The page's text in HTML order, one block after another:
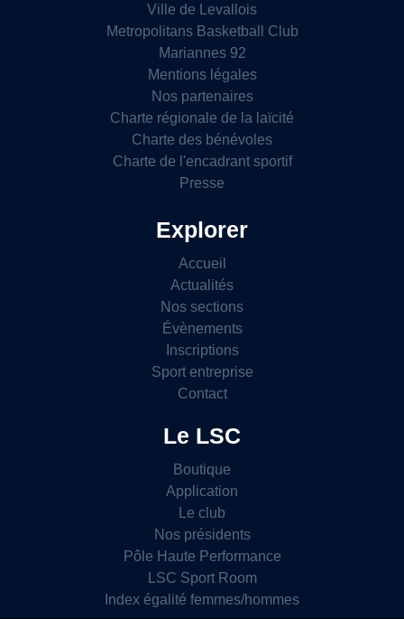
Ville de Levallois
Metropolitans Basketball Club
Mariannes 92
Mentions légales
Nos partenaires
Charte régionale de la laïcité
Charte des bénévoles
Charte de l'encadrant sportif
Presse
Explorer
Accueil
Actualités
Nos sections
Évènements
Inscriptions
Sport entreprise
Contact
Le LSC
Boutique
Application
Le club
Nos présidents
Pôle Haute Performance
LSC Sport Room
Index égalité femmes/hommes